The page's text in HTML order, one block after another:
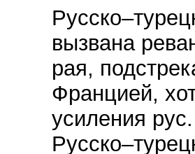
вызвана
рая,
Францией,
усиления